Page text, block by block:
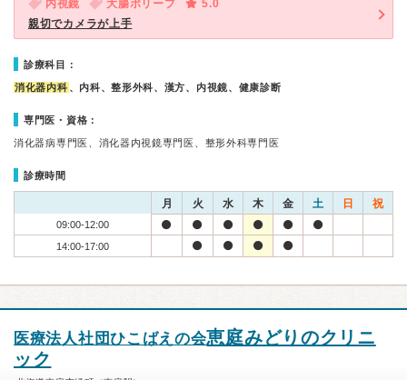
内視鏡 大腸ポリープ
5.0
親切でカメラが上手
診療科目：
消化器内科 、内科、整形外科、漢方、内視鏡、健康診断
専門医・資格：
消化器病専門医、消化器内視鏡専門医、整形外科専門医
診療時間
月 火 水 木 金 土 日 祝
09:00-12:00
14:00-17:00
医療法人社団ひこばえの会恵庭みどりのクリニ
ック